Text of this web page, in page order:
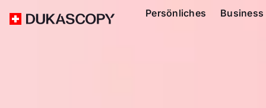
Persönliches Business